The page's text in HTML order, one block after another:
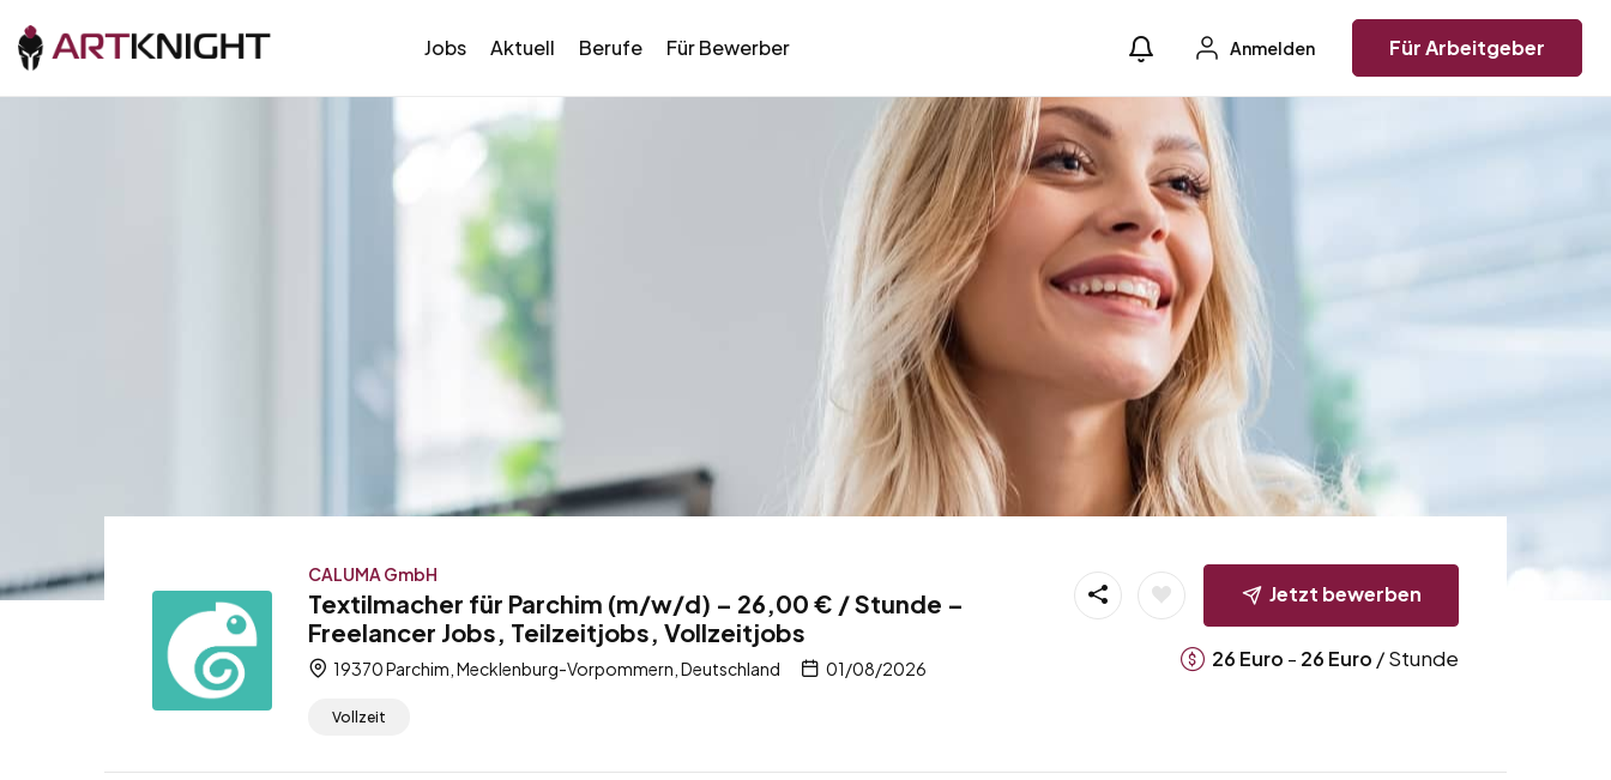
Jobs Aktuell Berufe Für Bewerber Anmelden Für Arbeitgeber
CALUMA GmbH
Textilmacher für Parchim (m/w/d) – 26,00 € / Stunde –
Freelancer Jobs, Teilzeitjobs, Vollzeitjobs
19370 Parchim, Mecklenburg-Vorpommern, Deutschland 01/08/2026
Vollzeit
Jetzt bewerben
26 Euro - 26 Euro / Stunde